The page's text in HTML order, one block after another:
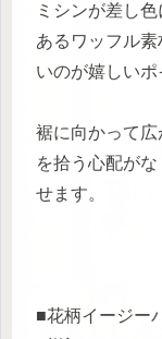
ミシンが差し
あるワッフル
いのが嬉しいポ
裾に向かって
を拾う心配が
せます。
■花柄イージー